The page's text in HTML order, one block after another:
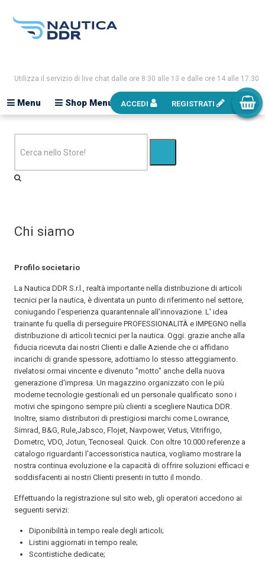
Utilizza il servizio di live chat dalle ore 8:30 alle 13 e dalle ore 14 alle 17:30
Shop Menu
Menu ACCEDI REGISTRATI
Chi siamo
Profilo societario
La Nautica DDR S.r.l., realtà importante nella distribuzione di articoli
tecnici per la nautica, è diventata un punto di riferi­mento nel settore,
coniugando l'esperienza quarantennale all'innovazione. L' idea
trainante fu quella di perseguire PROFESSIONALITÀ e IMPEGNO nella
distribuzione di artìcoli tecnici per la nautica. Oggi. grazie anche alla
fiducia ricevuta dai nostri Clienti e dalle Aziende che ci affidano
incarichi di grande spessore, adottiamo lo stesso atteggiamento.
rivelatosi ormai vincente e divenuto "motto" anche della nuova
generazione d'impresa. Un magazzino organizzato con le più
moderne tecnologie gestionali ed un personale qualificato sono i
motivi che spingono sempre più clienti a scegliere Nautica DDR.
Inoltre, siamo distributori di prestigiosi marchi come Lowrance,
Simrad, B&G, Rule,Jabsco, Flojet, Navpower, Vetus, Vitrifrigo,
Dometrc, VDO, Jotun, Tecnoseal. Quick. Con oltre 10.000 referenze a
catalogo riguardanti l'ac­cessoristica nautica, vogliamo mostrare la
nostra continua evoluzione e la capacità di offrire soluzioni efficaci e
soddisfacenti ai nostri Clienti presenti in tutto il mondo.
Effettuando la registrazione sul sito web, gli operatori accedono ai
seguenti servizi:
Diponibilità in tempo reale degli articoli;
Listini aggiornati in tempo reale;
Scontistiche dedicate;